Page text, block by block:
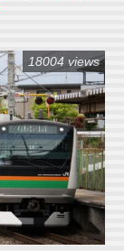
18004 views